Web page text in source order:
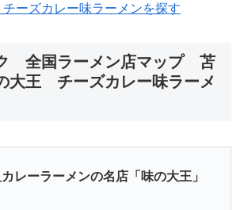
ズカレー味ラーメンを探す
全国ラーメン店マップ 苫
王 チーズカレー味ラーメ
レーラーメンの名店「味の大王」